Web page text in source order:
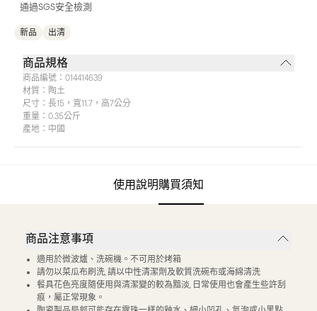
通過SGS安全檢測
新品 出清
商品規格
商品編號： 014414639
材質： 陶土
尺寸： 長15，寬11.7，高7公分
重量： 0.35公斤
產地： 中國
使用說明購買須知
商品注意事項
適用於微波爐、洗碗機。不可用於烤箱
請勿以菜瓜布刷洗, 請以中性清潔劑及軟質洗碗布或海綿清洗
餐具花色亮度隨使用與清潔變的較為黯淡, 日常使用也會產生些許刮
痕，屬正常現象。